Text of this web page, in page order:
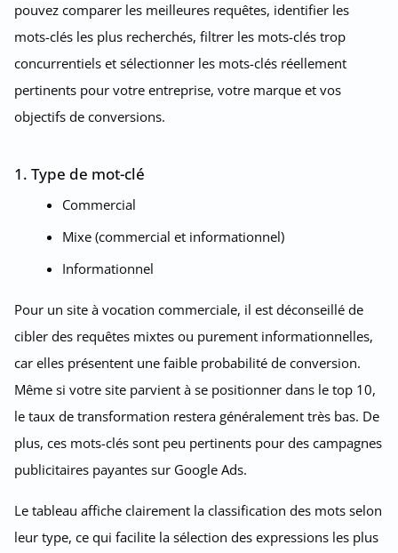
pouvez comparer les meilleures requêtes, identifier les
mots-clés les plus recherchés, filtrer les mots-clés trop
concurrentiels et sélectionner les mots-clés réellement
pertinents pour votre entreprise, votre marque et vos
objectifs de conversions.
1. Type de mot-clé
Commercial
Mixe (commercial et informationnel)
Informationnel
Pour un site à vocation commerciale, il est déconseillé de
cibler des requêtes mixtes ou purement informationnelles,
car elles présentent une faible probabilité de conversion.
Même si votre site parvient à se positionner dans le top 10,
le taux de transformation restera généralement très bas. De
plus, ces mots-clés sont peu pertinents pour des campagnes
publicitaires payantes sur Google Ads.
Le tableau affiche clairement la classification des mots selon
leur type, ce qui facilite la sélection des expressions les plus